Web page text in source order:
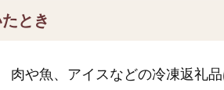
とき
肉や魚、アイスなどの冷凍返礼